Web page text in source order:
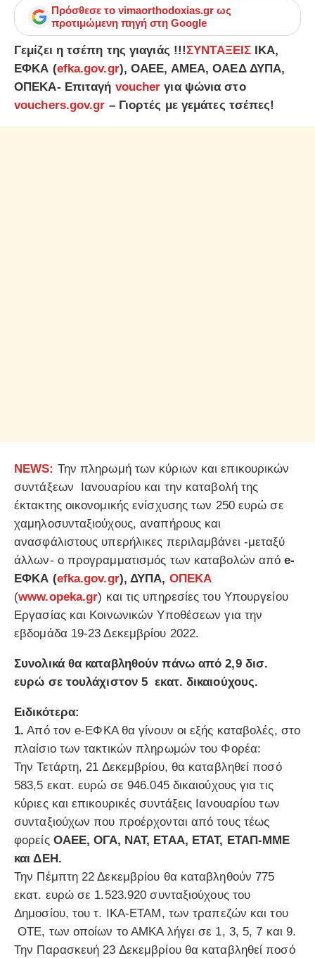
Πρόσθεσε το vimaorthodoxias.gr ως
προτιμώμενη πηγή στη Google
Γεμίζει η τσέπη της γιαγιάς !!!ΣΥΝΤΑΞΕΙΣ ΙΚΑ,
ΕΦΚΑ (efka.gov.gr), ΟΑΕΕ, ΑΜΕΑ, ΟΑΕΔ ΔΥΠΑ,
ΟΠΕΚΑ- Επιταγή voucher για ψώνια στο
vouchers.gov.gr – Γιορτές με γεμάτες τσέπες!
NEWS: Την πληρωμή των κύριων και επικουρικών
συντάξεων Ιανουαρίου και την καταβολή της
έκτακτης οικονομικής ενίσχυσης των 250 ευρώ σε
χαμηλοσυνταξιούχους, αναπήρους και
ανασφάλιστους υπερήλικες περιλαμβάνει -μεταξύ
άλλων- ο προγραμματισμός των καταβολών απόe-
ΕΦΚΑ (efka.gov.gr), ΔΥΠΑ, ΟΠΕΚΑ
(www.opeka.gr) και τις υπηρεσίες του Υπουργείου
Εργασίας και Κοινωνικών Υποθέσεων για την
εβδομάδα 19-23 Δεκεμβρίου 2022.
Συνολικά θα καταβληθούν πάνω από 2,9 δισ.
ευρώ σε τουλάχιστον 5 εκατ. δικαιούχους.
Ειδικότερα:
1. Από τον e-ΕΦΚΑ θα γίνουν οι εξής καταβολές, στο
πλαίσιο των τακτικών πληρωμών του Φορέα:
Την Τετάρτη, 21 Δεκεμβρίου, θα καταβληθεί ποσό
583,5 εκατ. ευρώ σε 946.045 δικαιούχους για τις
κύριες και επικουρικές συντάξεις Ιανουαρίου των
συνταξιούχων που προέρχονται από τους τέως
φορείς ΟΑΕΕ, ΟΓΑ, ΝΑΤ, ΕΤΑΑ, ΕΤΑΤ, ΕΤΑΠ-ΜΜΕ
και ΔΕΗ.
Την Πέμπτη 22 Δεκεμβρίου θα καταβληθούν 775
εκατ. ευρώ σε 1.523.920 συνταξιούχους του
Δημοσίου, του τ. ΙΚΑ-ΕΤΑΜ, των τραπεζών και του
ΟΤΕ, των οποίων το ΑΜΚΑ λήγει σε 1, 3, 5, 7 και 9.
Την Παρασκευή 23 Δεκεμβρίου θα καταβληθεί ποσό